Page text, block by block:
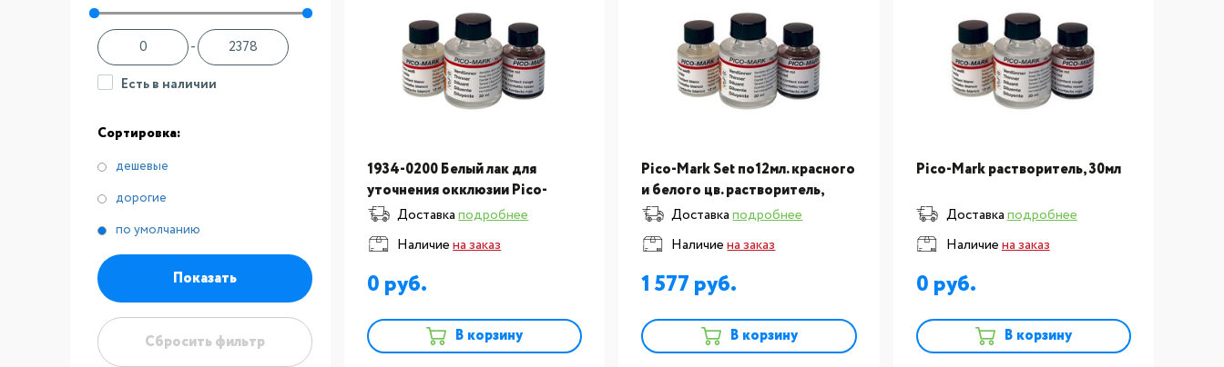
-
Есть в наличии
Сортировка:
дешевые
дорогие
по умолчанию
Показать
Сбросить фильтр
1934-0200 Белый лак для
уточнения окклюзии Pico-
Mark, в отдельных упаковках
по 12мл
Доставкаподробнее
Наличиена заказ
0
В корзину
Pico-Mark Set по12мл. красного
и белого цв. растворитель,
30млДоставкаподробнее
Наличиена заказ
1 577
В корзину
Pico-Mark растворитель, 30мл
Доставкаподробнее
Наличиена заказ
0
В корзину